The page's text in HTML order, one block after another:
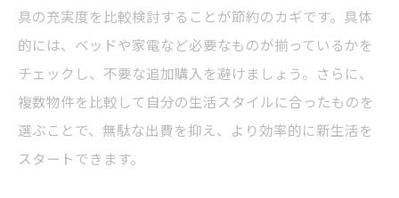
具の充実度を比較検討することが節約のカギです。具体
的には、ベッドや家電など必要なものが揃っているかを
チェックし、不要な追加購入を避けましょう。さらに、
複数物件を比較して自分の生活スタイルに合ったものを
選ぶことで、無駄な出費を抑え、より効率的に新生活を
スタートできます。